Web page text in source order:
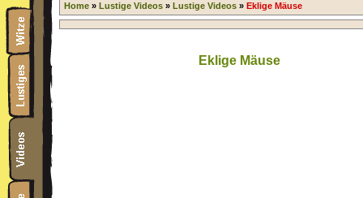
Home » Lustige Videos » Lustige Videos » Eklige Mäuse
Eklige Mäuse